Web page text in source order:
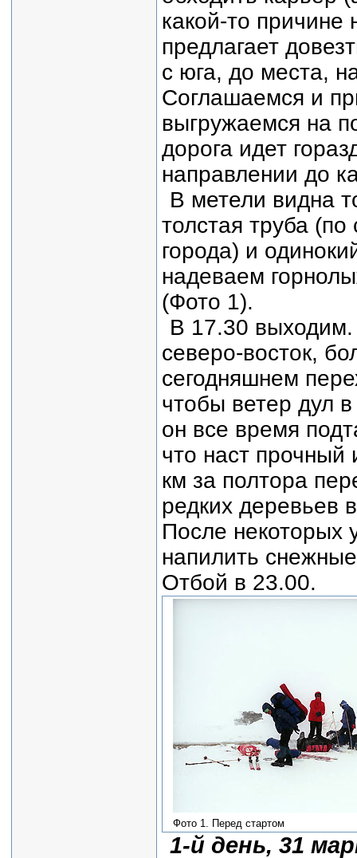
какой-то причине
предлагает
с юга, до места,
Соглашаемся и
выгружаемся на
дорога идет
направлении до
В метели видна
толстая труба
города) и
надеваем
(Фото 1).
В 17.30
северо-восток,
сегодняшнем
чтобы ветер дул
он все время
что наст
км за полтора
редких деревьев
После некоторых
напилить
Отбой в 23.00.
Фото 1. Перед стартом
1-й день, 31